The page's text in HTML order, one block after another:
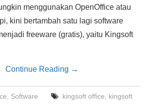
menggunakan OpenOffice atau
kini bertambah satu lagi software
freeware (gratis), yaitu Kingsoft
Continue Reading →
Software kingsoft office
kingsoft